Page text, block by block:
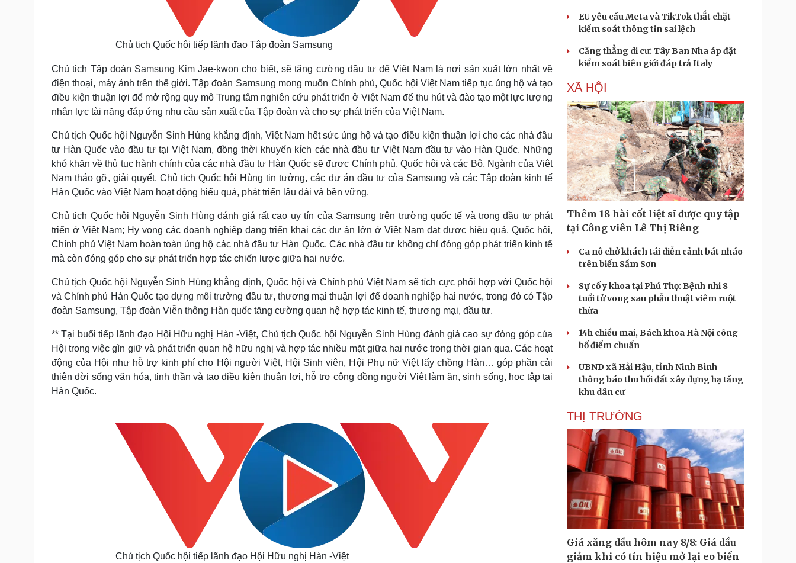
Chủ tịch Quốc hội tiếp lãnh đạo Tập đoàn Samsung
Chủ tịch Tập đoàn Samsung Kim Jae-kwon cho biết, sẽ tăng cường đầu tư để Việt Nam là nơi sản xuất lớn nhất về
điện thoại, máy ảnh trên thế giới. Tập đoàn Samsung mong muốn Chính phủ, Quốc hội Việt Nam tiếp tục ủng hộ và tạo
điều kiện thuận lợi để mở rộng quy mô Trung tâm nghiên cứu phát triển ở Việt Nam để thu hút và đào tạo một lực lượng
nhân lực tài năng đáp ứng nhu cầu sản xuất của Tập đoàn và cho sự phát triển của Việt Nam.
Chủ tịch Quốc hội Nguyễn Sinh Hùng khẳng định, Việt Nam hết sức ủng hộ và tạo điều kiện thuận lợi cho các nhà đầu
tư Hàn Quốc vào đầu tư tại Việt Nam, đồng thời khuyến kích các nhà đầu tư Việt Nam đầu tư vào Hàn Quốc. Những
khó khăn về thủ tục hành chính của các nhà đầu tư Hàn Quốc sẽ được Chính phủ, Quốc hội và các Bộ, Ngành của Việt
Nam tháo gỡ, giải quyết. Chủ tịch Quốc hội Hùng tin tưởng, các dự án đầu tư của Samsung và các Tập đoàn kinh tế
Hàn Quốc vào Việt Nam hoạt động hiểu quả, phát triển lâu dài và bền vững.
Chủ tịch Quốc hội Nguyễn Sinh Hùng đánh giá rất cao uy tín của Samsung trên trường quốc tế và trong đầu tư phát
triển ở Việt Nam; Hy vọng các doanh nghiệp đang triển khai các dự án lớn ở Việt Nam đạt được hiệu quả. Quốc hội,
Chính phủ Việt Nam hoàn toàn ủng hộ các nhà đầu tư Hàn Quốc. Các nhà đầu tư không chỉ đóng góp phát triển kinh tế
mà còn đóng góp cho sự phát triển hợp tác chiến lược giữa hai nước.
Chủ tịch Quốc hội Nguyễn Sinh Hùng khẳng định, Quốc hội và Chính phủ Việt Nam sẽ tích cực phối hợp với Quốc hội
và Chính phủ Hàn Quốc tạo dựng môi trường đầu tư, thương mại thuận lợi để doanh nghiệp hai nước, trong đó có Tập
đoàn Samsung, Tập đoàn Viễn thông Hàn quốc tăng cường quan hệ hợp tác kinh tế, thương mại, đầu tư.
** Tại buổi tiếp lãnh đạo Hội Hữu nghị Hàn -Việt, Chủ tịch Quốc hội Nguyễn Sinh Hùng đánh giá cao sự đóng góp của
Hội trong việc gìn giữ và phát triển quan hệ hữu nghị và hợp tác nhiều mặt giữa hai nước trong thời gian qua. Các hoạt
động của Hội như hỗ trợ kinh phí cho Hội người Việt, Hội Sinh viên, Hội Phụ nữ Việt lấy chồng Hàn… góp phần cải
thiện đời sống văn hóa, tinh thần và tạo điều kiện thuận lợi, hỗ trợ cộng đồng người Việt làm ăn, sinh sống, học tập tại
Hàn Quốc.
Chủ tịch Quốc hội tiếp lãnh đạo Hội Hữu nghị Hàn -Việt
EU yêu cầu Meta và TikTok thắt chặt
kiểm soát thông tin sai lệch
Căng thẳng di cư: Tây Ban Nha áp đặt
kiểm soát biên giới đáp trả Italy
XÃ HỘI
Thêm 18 hài cốt liệt sĩ được quy tập
tại Công viên Lê Thị Riêng
Ca nô chở khách tái diễn cảnh bát nháo
trên biển Sầm Sơn
Sự cố y khoa tại Phú Thọ: Bệnh nhi 8
tuổi tử vong sau phẫu thuật viêm ruột
thừa
14h chiều mai, Bách khoa Hà Nội công
bố điểm chuẩn
UBND xã Hải Hậu, tỉnh Ninh Bình
thông báo thu hồi đất xây dựng hạ tầng
khu dân cư
THỊ TRƯỜNG
Giá xăng dầu hôm nay 8/8: Giá dầu
giảm khi có tín hiệu mở lại eo biển